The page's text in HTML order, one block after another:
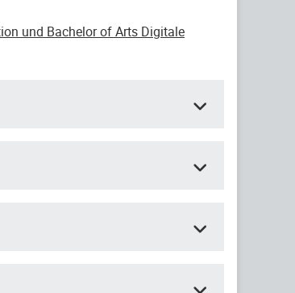
und Bachelor of Arts Digitale